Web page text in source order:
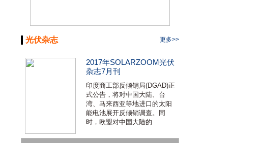
光伏杂志 更多>>
2017年SOLARZOOM光伏
杂志7月刊
印度商工部反倾销局(DGAD)正
式公告，将对中国大陆、台
湾、马来西亚等地进口的太阳
能电池展开反倾销调查。同
时，欧盟对中国大陆的